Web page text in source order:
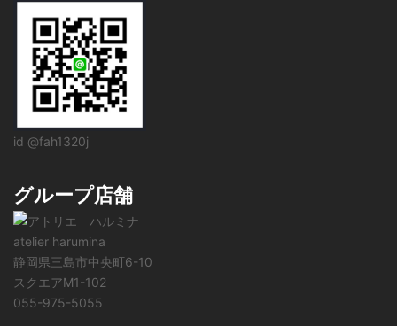
id @fah1320j
グループ店舗
atelier harumina
静岡県三島市中央町6-10
スクエアM1-102
055-975-5055